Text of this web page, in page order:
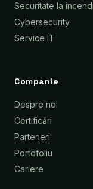
Securitate la
Cybersecurity
Service IT
Companie
Despre noi
Certificări
Parteneri
Portofoliu
Cariere